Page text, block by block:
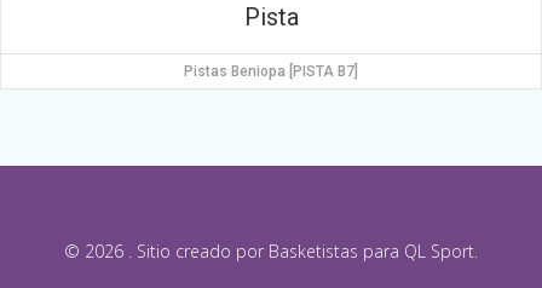
Pista
Pistas Beniopa [PISTA B7]
© 2026 . Sitio creado por Basketistas para QL Sport.